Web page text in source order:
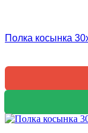
Полка косынка